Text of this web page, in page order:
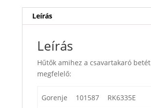
Leírás
Leírás
Hűtők amihez a csavartakaró betét
megfelelő:
Gorenje 101587 RK6335E